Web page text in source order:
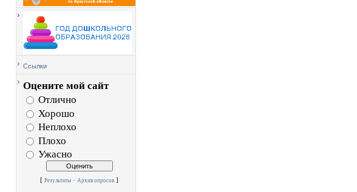
Ссылки
Оцените мой сайт
Отлично
Хорошо
Неплохо
Плохо
Ужасно
[ Результаты · Архив опросов ]